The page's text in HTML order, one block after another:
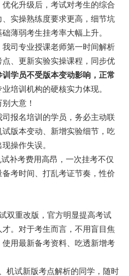
化升级后，考试对考生的综合
实操熟练度要求更高，细节坑
薄弱考生挂考率大幅上升。
司专业授课老师第一时间解析
、更新实验实操课程，同步优
训学员不受版本变动影响，正常
业培训机构的硬核实力体现。
大意！
司报名培训的学员，务必主动联
版本变动、新增实验细节，吃
操作失误。
补考费用高昂，一次挂考不仅
考时间、打乱考证节奏，性价
双重改版，官方明显提高考试
。对于考生而言，不用盲目焦
用最新备考资料、吃透新增考
、机试新版考点解析的同学，随时